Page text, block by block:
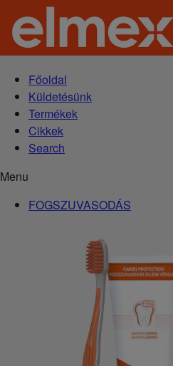
Főoldal
Küldetésünk
Termékek
Cikkek
Search
Menu
FOGSZUVASODÁS